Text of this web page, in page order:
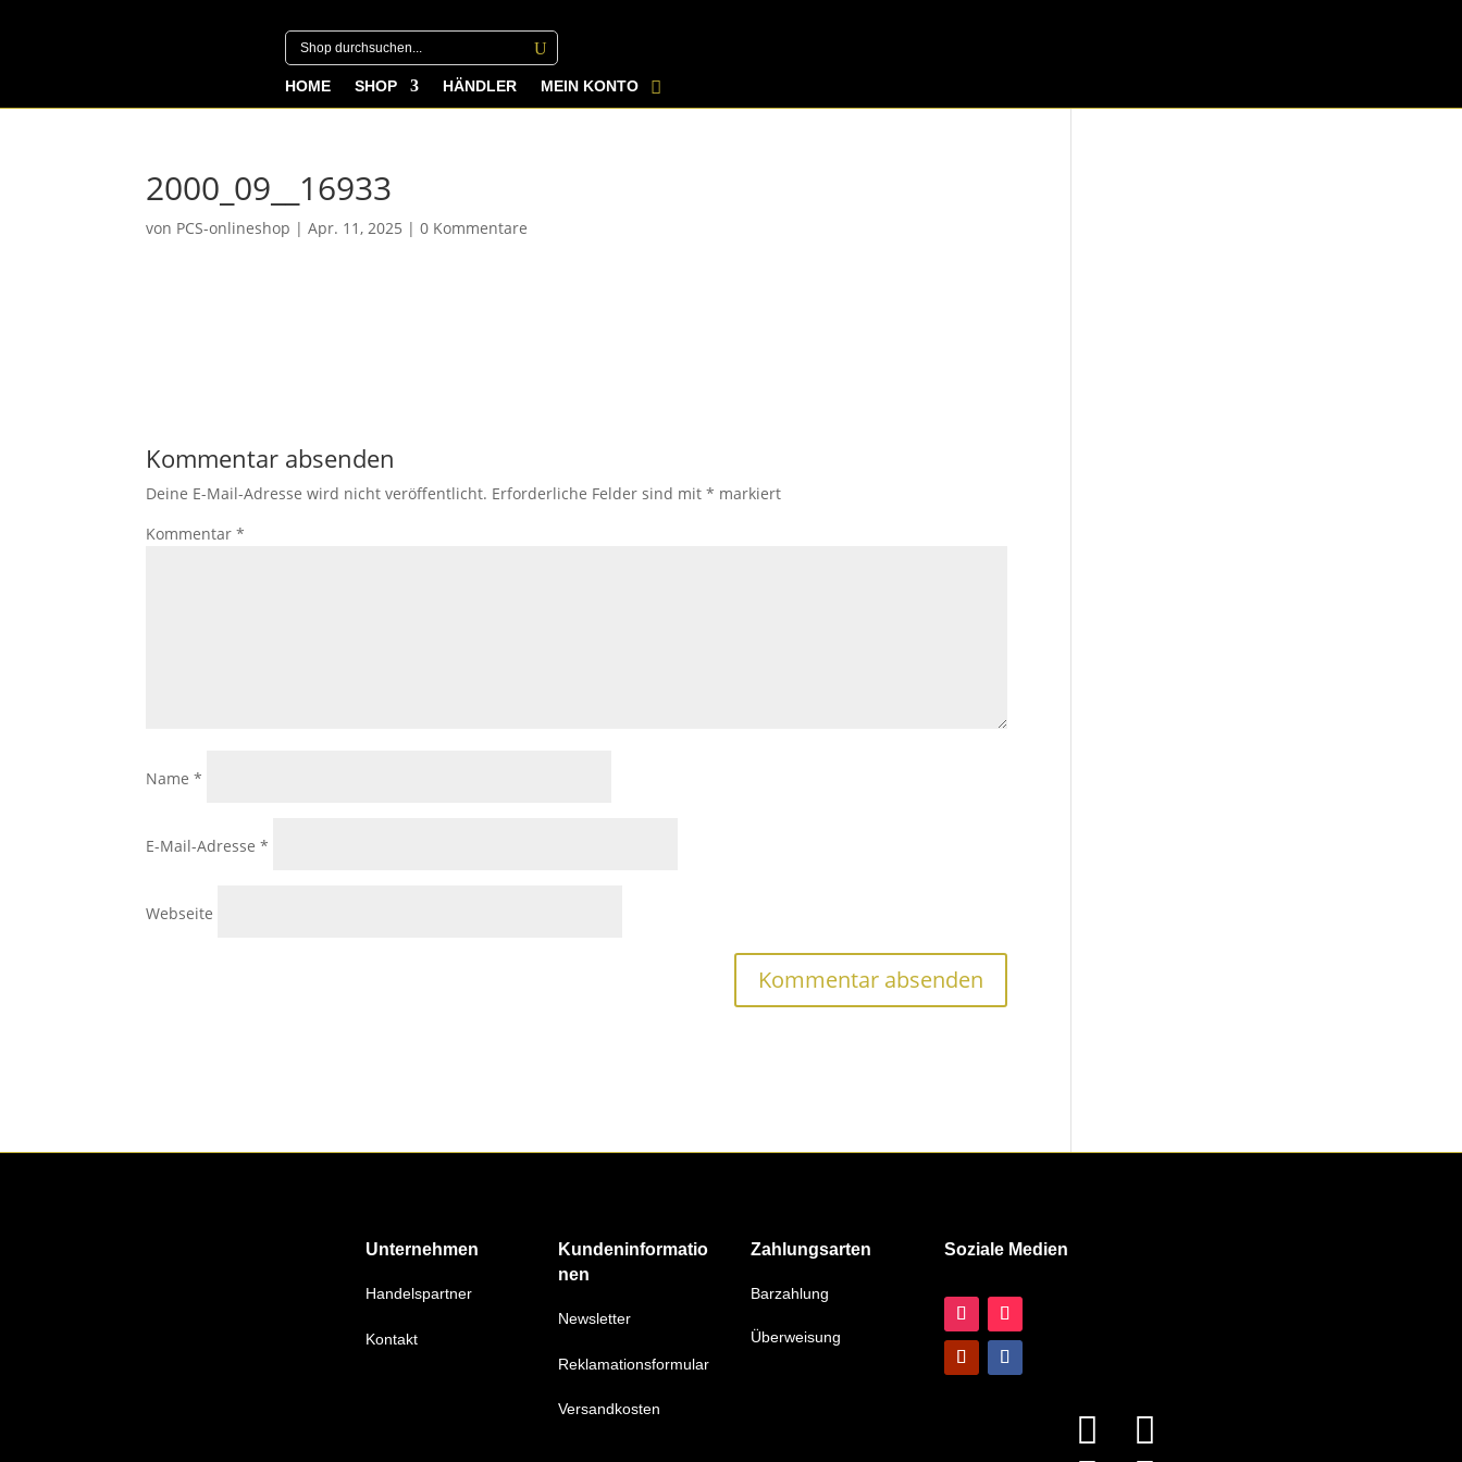
HOME SHOP HÄNDLER MEIN KONTO
2000_09__16933
von PCS-onlineshop |Apr. 11, 2025 |0 Kommentare
Kommentar absenden
Deine E-Mail-Adresse wird nicht veröffentlicht. Erforderliche Felder sind mit* markiert
Kommentar*
Name*
E-Mail-Adresse*
Webseite
Unternehmen
Handelspartner
Kontakt
Kundeninformatio
nen
Newsletter
Reklamationsformular
Versandkosten
Zahlungsarten
Barzahlung
Überweisung
Soziale Medien

